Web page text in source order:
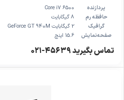
پردازنده
Core i7 6500
حافظه رم
8 گیگابایت
گرافیک
2 گیگابایت GeForce GT 940M
صفحه‌نمایش
15.6 اینچ
تماس بگیرید ۴۵۶۳۹-۰۲۱